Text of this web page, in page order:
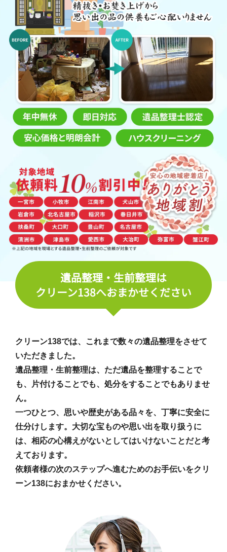
遺品整理・生前整理は
クリーン138へおまかせください
クリーン138では、これまで数々の遺品整理をさせて
いただきました。
遺品整理・生前整理は、ただ遺品を整理することで
も、片付けることでも、処分をすることでもありませ
ん。
一つひとつ、思いや歴史がある品々を、丁寧に安全に
仕分けします。大切な宝ものや思い出を取り扱うに
は、相応の心構えがないとしてはいけないことだと考
えております。
依頼者様の次のステップへ進むためのお手伝いをクリ
ーン138におまかせください。